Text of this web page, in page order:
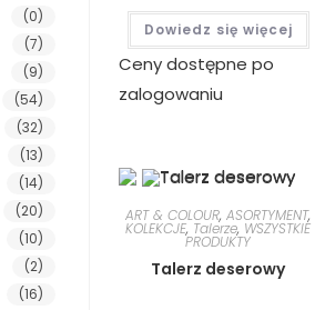
Dowiedz się więcej
Ceny dostępne po
zalogowaniu
ART & COLOUR,ASORTYMENT,
KOLEKCJE, Talerze, WSZYSTKIE
PRODUKTY
Talerz deserowy
(0)
(7)
(9)
(54)
(32)
(13)
(14)
(20)
(10)
(2)
(16)